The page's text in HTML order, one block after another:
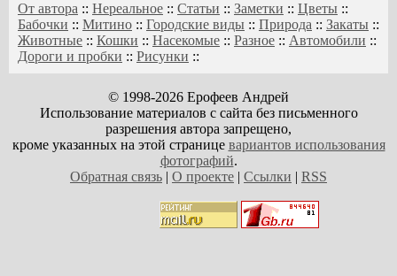
От автора :: Нереальное :: Статьи :: Заметки :: Цветы ::
Бабочки :: Митино :: Городские виды :: Природа :: Закаты ::
Животные :: Кошки :: Насекомые :: Разное :: Автомобили ::
Дороги и пробки :: Рисунки ::
© 1998-2026 Ерофеев Андрей
Использование материалов с сайта без письменного
разрешения автора запрещено,
кроме указанных на этой странице вариантов использования
фотографий.
Обратная связь | О проекте | Ссылки | RSS